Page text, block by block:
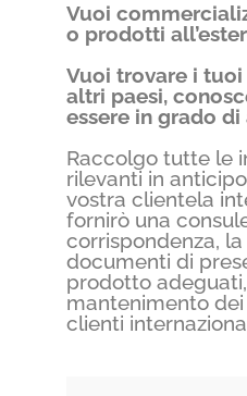
Vuoi
o prodotti
Vuoi trovare i
altri paesi,
essere in grado
Raccolgo tutte le
rilevanti in
vostra clientela
fornirò una
corrispondenza,
documenti di
prodotto
mantenimento
clienti